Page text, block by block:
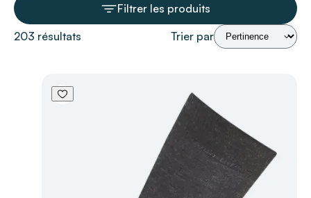
Filtrer les produits
203 résultats Trier par